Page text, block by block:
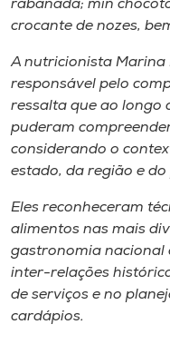
A-
rabanada; min
crocante de nozes,
A nutricionista
responsável pelo
ressalta que ao longo
puderam
considerando o
estado, da região e do
Eles reconheceram
alimentos nas mais
gastronomia nacional
inter-relações
de serviços e no
cardápios.